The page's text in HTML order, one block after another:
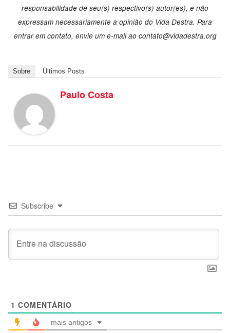
responsabilidade de seu(s) respectivo(s) autor(es), e não
expressam necessariamente a opinião do Vida Destra. Para
entrar em contato, envie um e-mail ao contato@vidadestra.org
Sobre Últimos Posts
Paulo Costa
Subscribe
1 COMENTÁRIO
mais antigos